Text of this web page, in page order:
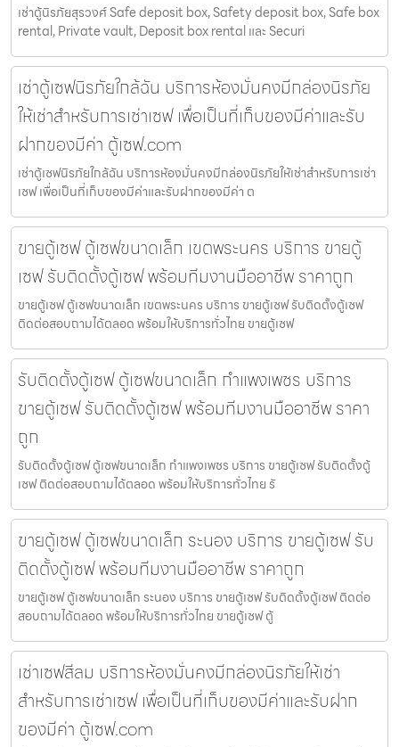
เช่าตู้นิรภัยสุรวงศ์ Safe deposit box, Safety deposit box, Safe box
rental, Private vault, Deposit box rental และ Securi
เช่าตู้เซฟนิรภัยใกล้ฉัน บริการห้องมั่นคงมีกล่องนิรภัย
ให้เช่าสำหรับการเช่าเซฟ เพื่อเป็นที่เก็บของมีค่าและรับ
ฝากของมีค่า ตู้เซฟ.com
เช่าตู้เซฟนิรภัยใกล้ฉัน บริการห้องมั่นคงมีกล่องนิรภัยให้เช่าสำหรับการเช่า
เซฟ เพื่อเป็นที่เก็บของมีค่าและรับฝากของมีค่า ต
ขายตู้เซฟ ตู้เซฟขนาดเล็ก เขตพระนคร บริการ ขายตู้
เซฟ รับติดตั้งตู้เซฟ พร้อมทีมงานมืออาชีพ ราคาถูก
ขายตู้เซฟ ตู้เซฟขนาดเล็ก เขตพระนคร บริการ ขายตู้เซฟ รับติดตั้งตู้เซฟ
ติดต่อสอบถามได้ตลอด พร้อมให้บริการทั่วไทย ขายตู้เซฟ
รับติดตั้งตู้เซฟ ตู้เซฟขนาดเล็ก กำแพงเพชร บริการ
ขายตู้เซฟ รับติดตั้งตู้เซฟ พร้อมทีมงานมืออาชีพ ราคา
ถูก
รับติดตั้งตู้เซฟ ตู้เซฟขนาดเล็ก กำแพงเพชร บริการ ขายตู้เซฟ รับติดตั้งตู้
เซฟ ติดต่อสอบถามได้ตลอด พร้อมให้บริการทั่วไทย รั
ขายตู้เซฟ ตู้เซฟขนาดเล็ก ระนอง บริการ ขายตู้เซฟ รับ
ติดตั้งตู้เซฟ พร้อมทีมงานมืออาชีพ ราคาถูก
ขายตู้เซฟ ตู้เซฟขนาดเล็ก ระนอง บริการ ขายตู้เซฟ รับติดตั้งตู้เซฟ ติดต่อ
สอบถามได้ตลอด พร้อมให้บริการทั่วไทย ขายตู้เซฟ ตู้
เช่าเซฟสีลม บริการห้องมั่นคงมีกล่องนิรภัยให้เช่า
สำหรับการเช่าเซฟ เพื่อเป็นที่เก็บของมีค่าและรับฝาก
ของมีค่า ตู้เซฟ.com